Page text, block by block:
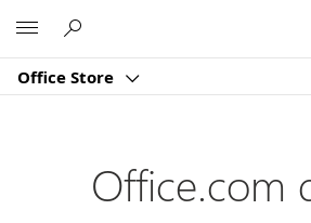
Office Store
Office.com